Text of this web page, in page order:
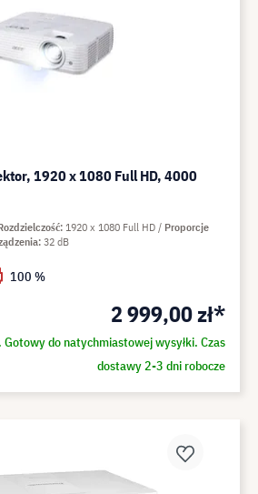
1920 x 1080 Full HD, 4000
2 999,00 zł*
Gotowy do natychmiastowej wysyłki. Czas
dostawy 2-3 dni robocze
1920 x 1080 Full HD
Proporcje
32 dB
100 %